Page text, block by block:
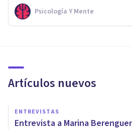
Psicología Y Mente
Artículos nuevos
ENTREVISTAS
Entrevista a Marina